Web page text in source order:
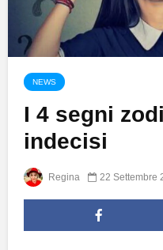
NEWS
I 4 segni
indecisi
Regina 22 Settembre